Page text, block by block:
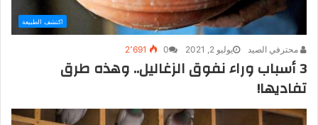
اكتشف الطبيعة
محترفي الصيد يوليو 2, 2021 0 2٬691
3 أسباب وراء نفوق الزغاليل.. وهذه طرق
تفاديها!